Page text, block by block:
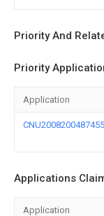
Priority And
Priority
Application
Applications
Application